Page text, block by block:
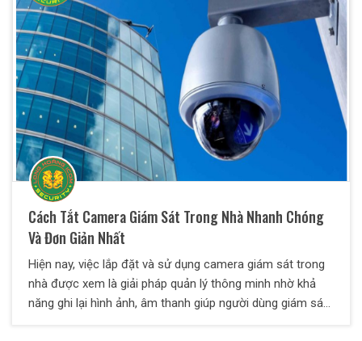
Cách Tắt Camera Giám Sát Trong Nhà Nhanh Chóng
Và Đơn Giản Nhất
Hiện nay, việc lắp đặt và sử dụng camera giám sát trong
nhà được xem là giải pháp quản lý thông minh nhờ khả
năng ghi lại hình ảnh, âm thanh giúp người dùng giám sát